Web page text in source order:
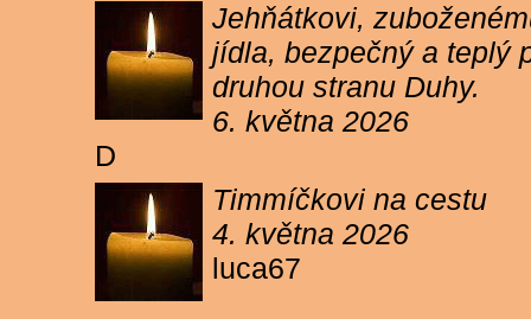
Jehňátkovi,
jídla, bezpečný a teplý
druhou stranu Duhy.
6. května 2026
D
Timmíčkovi na cestu
4. května 2026
luca67